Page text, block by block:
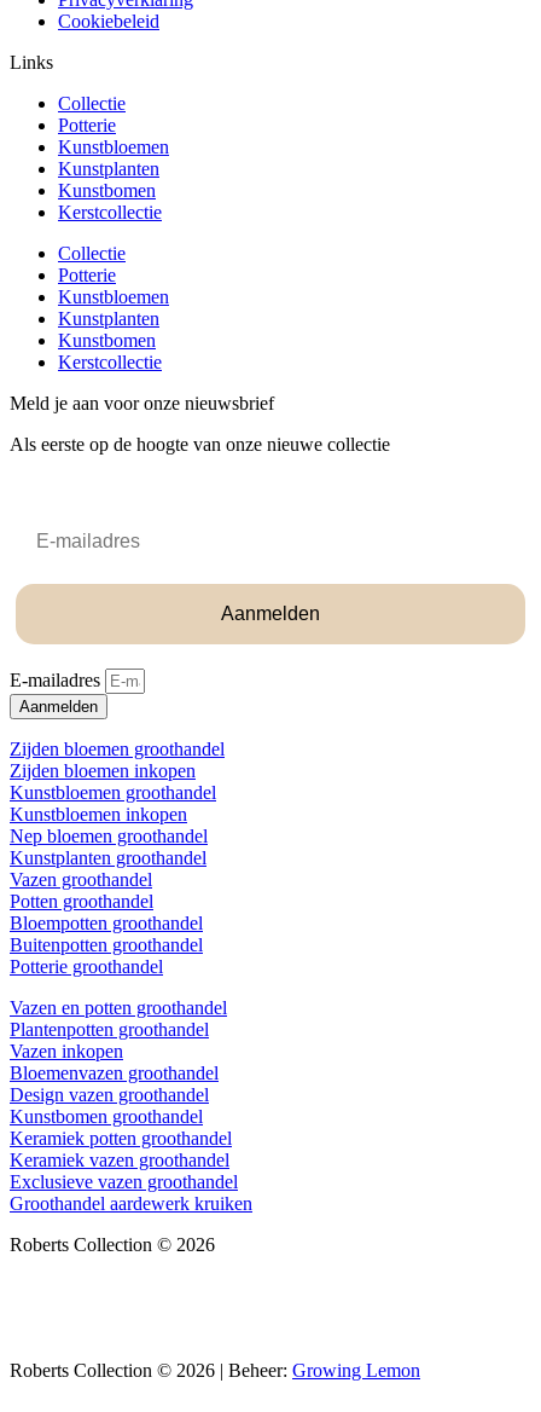
Cookiebeleid
Links
Collectie
Potterie
Kunstbloemen
Kunstplanten
Kunstbomen
Kerstcollectie
Collectie
Potterie
Kunstbloemen
Kunstplanten
Kunstbomen
Kerstcollectie
Meld je aan voor onze nieuwsbrief
Als eerste op de hoogte van onze nieuwe collectie
Aanmelden
E-mailadres
Aanmelden
Zijden bloemen groothandel
Zijden bloemen inkopen
Kunstbloemen groothandel
Kunstbloemen inkopen
Nep bloemen groothandel
Kunstplanten groothandel
Vazen groothandel
Potten groothandel
Bloempotten groothandel
Buitenpotten groothandel
Potterie groothandel
Vazen en potten groothandel
Plantenpotten groothandel
Vazen inkopen
Bloemenvazen groothandel
Design vazen groothandel
Kunstbomen groothandel
Keramiek potten groothandel
Keramiek vazen groothandel
Exclusieve vazen groothandel
Groothandel aardewerk kruiken
Roberts Collection © 2026
Roberts Collection © 2026 | Beheer: Growing Lemon